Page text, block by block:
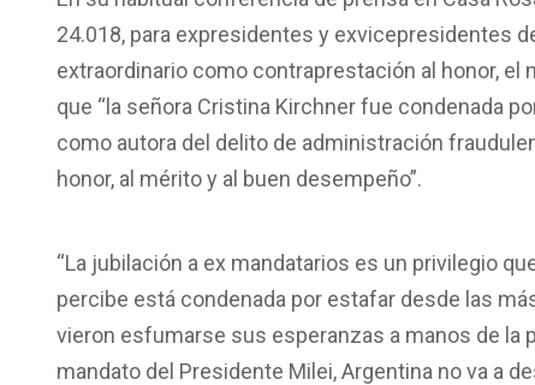
24.018, para expresidentes y exvicepresidentes
extraordinario como contraprestación al honor, el
que “la señora Cristina Kirchner fue condenada
como autora del delito de administración
honor, al mérito y al buen desempeño”.
“La jubilación a ex mandatarios es un privilegio
percibe está condenada por estafar desde las
vieron esfumarse sus esperanzas a manos de la
mandato del Presidente Milei, Argentina no va a